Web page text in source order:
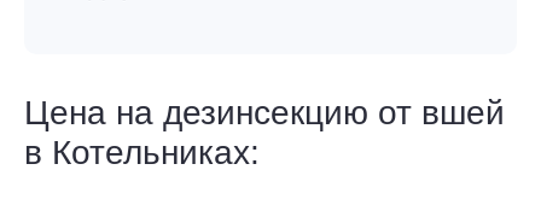
Цена на дезинсекцию от вшей
в Котельниках: